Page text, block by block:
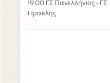
19.00 ΓΣ Πανελλήνιος - ΓΣ
Ηρακλής